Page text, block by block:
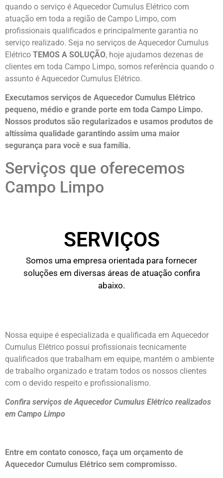
quando o serviço é Aquecedor Cumulus Elétrico com
atuação em toda a região de Campo Limpo, com
profissionais qualificados e principalmente garantia no
serviço realizado. Seja no serviços de Aquecedor Cumulus
Elétrico TEMOS A SOLUÇÃO, hoje ajudamos dezenas de
clientes em toda Campo Limpo, somos referência quando o
assunto é Aquecedor Cumulus Elétrico.
Executamos serviços de Aquecedor Cumulus Elétrico
pequeno, médio e grande porte em toda Campo Limpo.
Nossos produtos são regularizados e usamos produtos de
altíssima qualidade garantindo assim uma maior
segurança para você e sua família.
Serviços que oferecemos
Campo Limpo
SERVIÇOS
Somos uma empresa orientada para fornecer
soluções em diversas áreas de atuação confira
abaixo.
Nossa equipe é especializada e qualificada em Aquecedor
Cumulus Elétrico possui profissionais tecnicamente
qualificados que trabalham em equipe, mantém o ambiente
de trabalho organizado e tratam todos os nossos clientes
com o devido respeito e profissionalismo.
Confira serviços de Aquecedor Cumulus Elétrico realizados
em Campo Limpo
Entre em contato conosco, faça um orçamento de
Aquecedor Cumulus Elétrico sem compromisso.